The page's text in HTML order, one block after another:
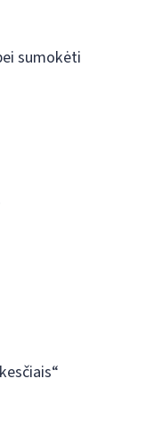
sumokėti